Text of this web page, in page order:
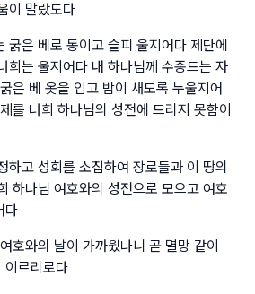
이 말랐도다
굵은 베로 동이고 슬피 울지어다 제단에
희는 울지어다 내 하나님께 수종드는 자
은 베 옷을 입고 밤이 새도록 누울지어
를 너희 하나님의 성전에 드리지 못함이
하고 성회를 소집하여 장로들과 이 땅의
하나님 여호와의 성전으로 모으고 여호
다
호와의 날이 가까웠나니 곧 멸망 같이
이르리로다